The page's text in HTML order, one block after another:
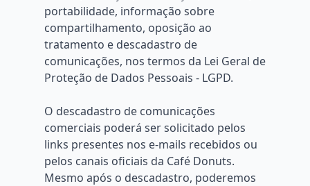
portabilidade, informação sobre
compartilhamento, oposição ao
tratamento e descadastro de
comunicações, nos termos da Lei Geral de
Proteção de Dados Pessoais - LGPD.
O descadastro de comunicações
comerciais poderá ser solicitado pelos
links presentes nos e-mails recebidos ou
pelos canais oficiais da Café Donuts.
Mesmo após o descadastro, poderemos